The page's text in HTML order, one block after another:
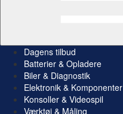
Dagens tilbud
Batterier & Opladere
Biler & Diagnostik
Elektronik & Komponenter
Konsoller & Videospil
Værktøj & Måling